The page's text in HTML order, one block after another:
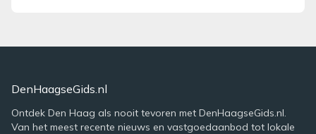
DenHaagseGids.nl
Ontdek Den Haag als nooit tevoren met DenHaagseGids.nl.
Van het meest recente nieuws en vastgoedaanbod tot lokale